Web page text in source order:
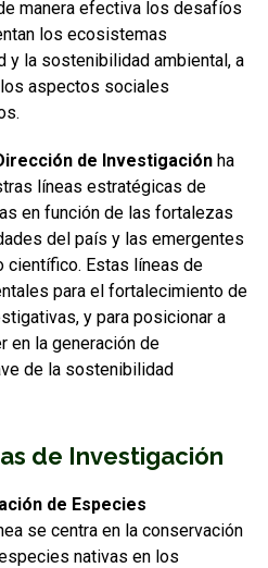
ACADÉMICAS/OS
EGRESADAS/OS
manera efectiva los desafíos
los ecosistemas
la sostenibilidad ambiental, a
aspectos sociales
de Investigación ha
líneas estratégicas de
en función de las fortalezas
del país y las emergentes
científico. Estas líneas de
para el fortalecimiento de
y para posicionar a
en la generación de
de la sostenibilidad
de Investigación
de Especies
se centra en la conservación
nativas en los